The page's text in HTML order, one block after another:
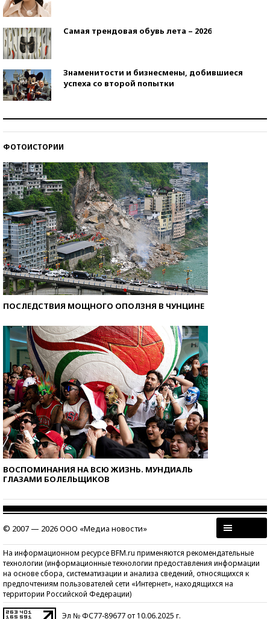
Самая трендовая обувь лета – 2026
Знаменитости и бизнесмены, добившиеся
успеха со второй попытки
ФОТОИСТОРИИ
ПОСЛЕДСТВИЯ МОЩНОГО ОПОЛЗНЯ В ЧУНЦИНЕ
ВОСПОМИНАНИЯ НА ВСЮ ЖИЗНЬ. МУНДИАЛЬ
ГЛАЗАМИ БОЛЕЛЬЩИКОВ
© 2007 — 2026 ООО «Медиа новости»
На информационном ресурсе BFM.ru применяются рекомендательные
технологии (информационные технологии предоставления информации
на основе сбора, систематизации и анализа сведений, относящихся к
предпочтениям пользователей сети «Интернет», находящихся на
территории Российской Федерации)
Эл № ФС77-89677 от 10.06.2025 г.